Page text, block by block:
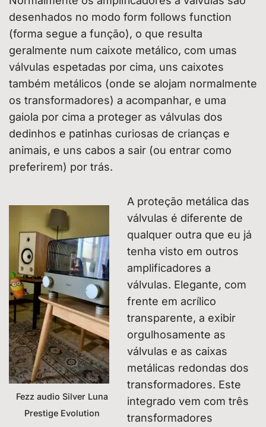
desenhados no modo form follows function
(forma segue a função), o que resulta
geralmente num caixote metálico, com umas
válvulas espetadas por cima, uns caixotes
também metálicos (onde se alojam normalmente
os transformadores) a acompanhar, e uma
gaiola por cima a proteger as válvulas dos
dedinhos e patinhas curiosas de crianças e
animais, e uns cabos a sair (ou entrar como
preferirem) por trás.
Fezz audio Silver Luna
Prestige Evolution
A proteção metálica das
válvulas é diferente de
qualquer outra que eu já
tenha visto em outros
amplificadores a
válvulas. Elegante, com
frente em acrílico
transparente, a exibir
orgulhosamente as
válvulas e as caixas
metálicas redondas dos
transformadores. Este
integrado vem com três
transformadores